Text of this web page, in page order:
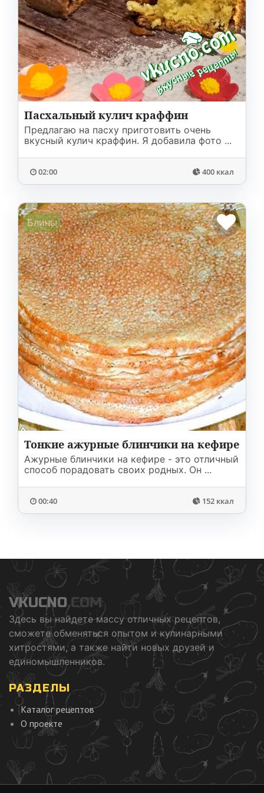
Пасхальный кулич краффин
Предлагаю на пасху приготовить очень
вкусный кулич краффин. Я добавила фото ...
02:00 400 ккал
Блины
Тонкие ажурные блинчики на кефире
Ажурные блинчики на кефире - это отличный
способ порадовать своих родных. Он ...
00:40 152 ккал
VKUCNO.COM
Здесь вы найдете массу отличных рецептов,
сможете обменяться опытом и кулинарными
хитростями, а также найти новых друзей и
единомышленников.
РАЗДЕЛЫ
Каталог рецептов
О проекте